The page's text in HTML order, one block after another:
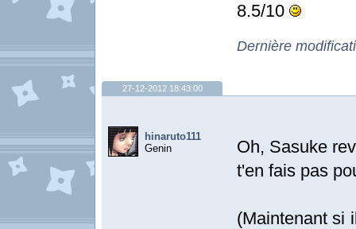
8.5/10
Dernière
27-12-2012 18:43:00
hinaruto111
Genin
Oh, Sasuke
t'en fais pas
(Maintenant si